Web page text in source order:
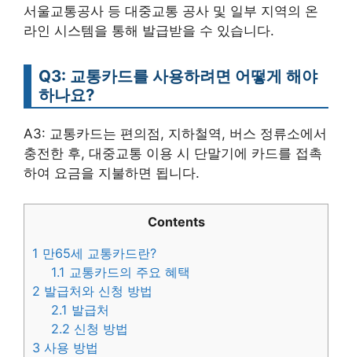
서울교통공사 등 대중교통 공사 및 일부 지역의 온
라인 시스템을 통해 발급받을 수 있습니다.
Q3: 교통카드를 사용하려면 어떻게 해야
하나요?
A3: 교통카드는 편의점, 지하철역, 버스 정류소에서
충전한 후, 대중교통 이용 시 단말기에 카드를 접촉
하여 요금을 지불하면 됩니다.
Contents
1 만65세 교통카드란?
1.1 교통카드의 주요 혜택
2 발급처와 신청 방법
2.1 발급처
2.2 신청 방법
3 사용 방법